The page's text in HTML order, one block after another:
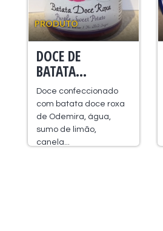
PRODUTO
DOCE DE
BATATA...
Doce confeccionado
com batata doce roxa
de Odemira, água,
sumo de limão,
canela...